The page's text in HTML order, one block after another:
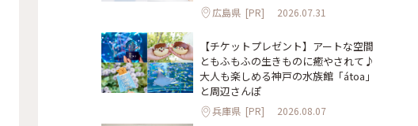
広島県 [PR] 2026.07.31
【チケットプレゼント】アートな空間
ともふもふの生きものに癒やされて♪
大人も楽しめる神戸の水族館「átoa」
と周辺さんぽ
兵庫県 [PR] 2026.08.07